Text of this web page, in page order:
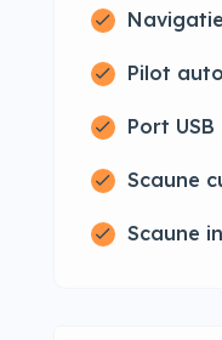
Navigatie
Pilot
Port USB
Scaune
Scaune